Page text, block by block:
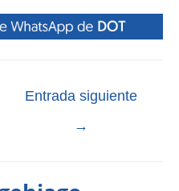
Entrada siguiente
→